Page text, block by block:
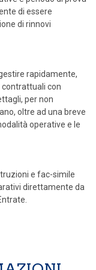
di essere
di rinnovi
rapidamente,
contrattuali con
per non
oltre ad una breve
operative e le
e fac-simile
direttamente da